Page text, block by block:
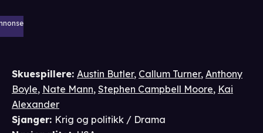
Skuespillere: Austin Butler, Callum Turner, Anthony
Boyle, Nate Mann, Stephen Campbell Moore, Kai
Alexander
Sjanger: Krig og politikk / Drama